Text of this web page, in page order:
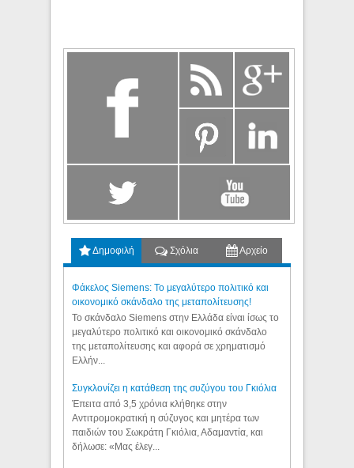
Δημοφιλή Σχόλια Αρχείο
Φάκελος Siemens: Το μεγαλύτερο πολιτικό και
οικονομικό σκάνδαλο της μεταπολίτευσης!
Το σκάνδαλο Siemens στην Ελλάδα είναι ίσως το
μεγαλύτερο πολιτικό και οικονομικό σκάνδαλο
της μεταπολίτευσης και αφορά σε χρηματισμό
Ελλήν...
Συγκλονίζει η κατάθεση της συζύγου του Γκιόλια
Έπειτα από 3,5 χρόνια κλήθηκε στην
Αντιτρομοκρατική η σύζυγος και μητέρα των
παιδιών του Σωκράτη Γκιόλια, Αδαμαντία, και
δήλωσε: «Μας έλεγ...